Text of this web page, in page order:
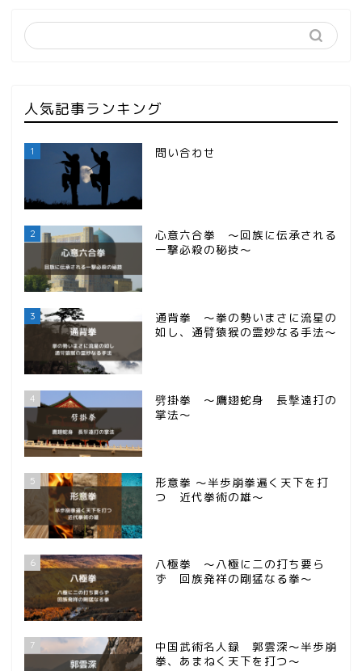
人気記事ランキング
1 問い合わせ
2
心意六合拳 ～回族に伝承される
一撃必殺の秘技～
3
通背拳 ～拳の勢いまさに流星の
如し、通臂猿猴の霊妙なる手法～
4
劈掛拳 ～鷹翅蛇身 長擊遠打の
掌法～
5
形意拳 ～半歩崩拳遍く天下を打
つ 近代拳術の雄～
6
八極拳 ～八極に二の打ち要ら
ず 回族発祥の剛猛なる拳～
7
中国武術名人録 郭雲深～半歩崩
拳、あまねく天下を打つ～